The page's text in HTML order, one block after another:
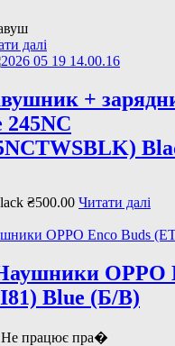
далі
+
245NC
₴500.00 Читати далі
OPPO
Blue (Б/В)
Не працює пра�